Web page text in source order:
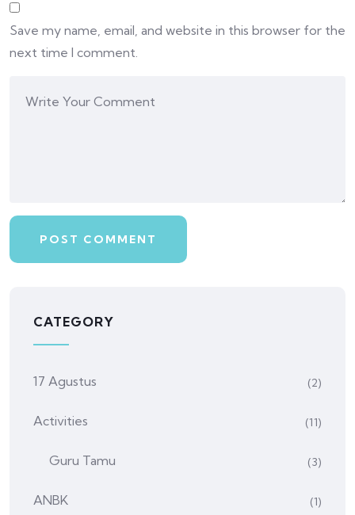
Save my name, email, and website in this browser for the
next time I comment.
CATEGORY
17 Agustus (2)
Activities (11)
Guru Tamu (3)
ANBK (1)